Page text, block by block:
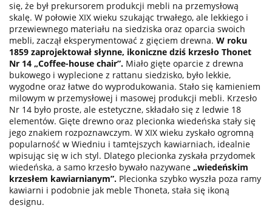
się, że był prekursorem produkcji mebli na przemysłową
skalę. W połowie XIX wieku szukając trwałego, ale lekkiego i
przewiewnego materiału na siedziska oraz oparcia swoich
mebli, zaczął eksperymentować z gięciem drewna. W roku
1859 zaprojektował słynne, ikoniczne dziś krzesło Thonet
Nr 14 „Coffee-house chair”. Miało gięte oparcie z drewna
bukowego i wyplecione z rattanu siedzisko, było lekkie,
wygodne oraz łatwe do wyprodukowania. Stało się kamieniem
milowym w przemysłowej i masowej produkcji mebli. Krzesło
Nr 14 było proste, ale estetyczne, składało się z ledwie 18
elementów. Gięte drewno oraz plecionka wiedeńska stały się
jego znakiem rozpoznawczym. W XIX wieku zyskało ogromną
popularność w Wiedniu i tamtejszych kawiarniach, idealnie
wpisując się w ich styl. Dlatego plecionka zyskała przydomek
wiedeńska, a samo krzesło bywało nazywane „wiedeńskim
krzesłem kawiarnianym”. Plecionka szybko wyszła poza ramy
kawiarni i podobnie jak meble Thoneta, stała się ikoną
designu.